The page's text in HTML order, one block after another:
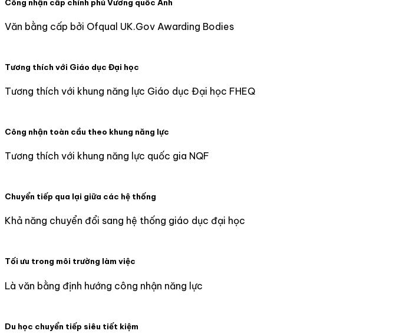
Công nhận cấp chính phủ Vương quốc Anh
Văn bằng cấp bởi Ofqual UK.Gov Awarding Bodies
Tương thích với Giáo dục Đại học
Tương thích với khung năng lực Giáo dục Đại học FHEQ
Công nhận toàn cầu theo khung năng lực
Tương thích với khung năng lực quốc gia NQF
Chuyển tiếp qua lại giữa các hệ thống
Khả năng chuyển đổi sang hệ thống giáo dục đại học
Tối ưu trong môi trường làm việc
Là văn bằng định hướng công nhận năng lực
Du học chuyển tiếp siêu tiết kiệm